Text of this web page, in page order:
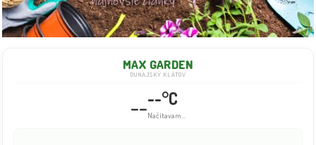
MAX GARDEN
DUNAJSKÝ KLÁTOV
----°C
Načítavam...